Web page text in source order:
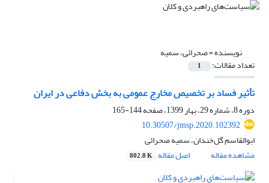
نویسنده =صحرائی، سمیه
تعداد مقالات: 1
تأثیر فساد بر تخصیص مخارج عمومی به بخش دفاعی در ایران
دوره 8، شماره 29، بهار 1399، صفحه
144-165
10.30507/jmsp.2020.102392
ابوالقاسم گلخندان، سمیه صحرائی
مشاهده مقاله
اصل مقاله 802.8 K